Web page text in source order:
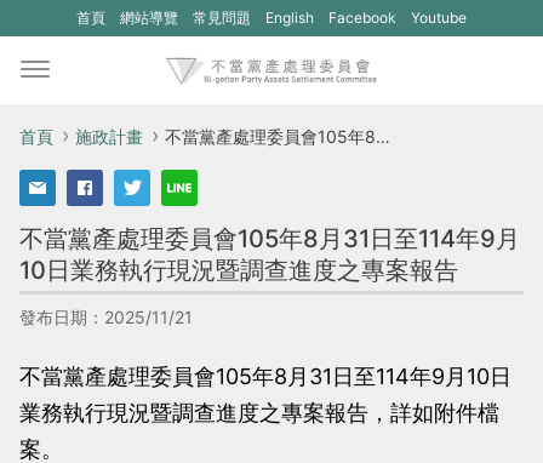
首頁 網站導覽 常見問題 English
(另
視
開
啟
新
的
Facebook
(另
開
啟
新
的
Youtube
首頁 施政計畫 不當黨產處理委員會105年8月31日至114年9月10日業務執行現況暨調查進度之專案報告
不當黨產處理委員會105年8月31日至114年9月
10日業務執行現況暨調查進度之專案報告
發布日期：2025/11/21
不當黨產處理委員會105年8月31日至114年9月10日
業務執行現況暨調查進度之專案報告，詳如附件檔
案。